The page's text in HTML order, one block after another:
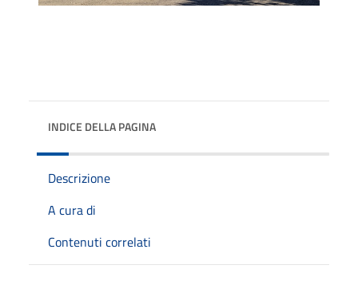
INDICE DELLA PAGINA
Descrizione
A cura di
Contenuti correlati